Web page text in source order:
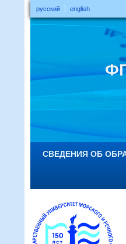
русский english
СВЕДЕНИЯ ОБ